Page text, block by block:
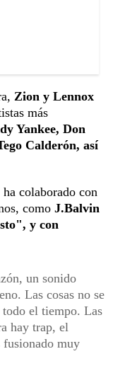
Zion y Lennox
más
Yankee, Don
Calderón, así
colaborado con
como J.Balvin
y con
un sonido
Las cosas no se
todo el tiempo. Las
hay trap, el
fusionado muy